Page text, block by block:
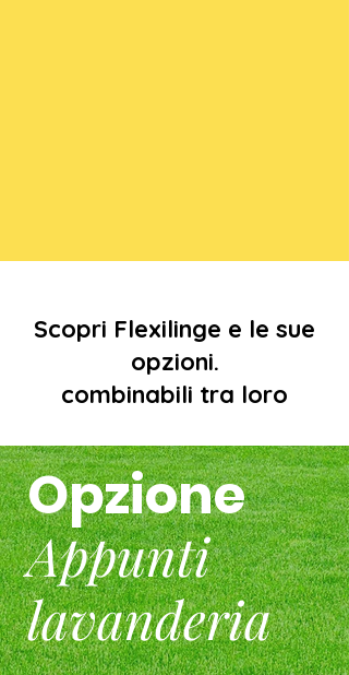
Scopri Flexilinge e le sue
opzioni.
combinabili tra loro
Opzione
Appunti
lavanderia